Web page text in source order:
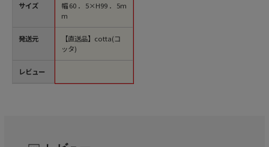
サイズ
発送元
レビュー
幅60．5×H99．5m
m
【直送品】cotta(コ
ッタ)